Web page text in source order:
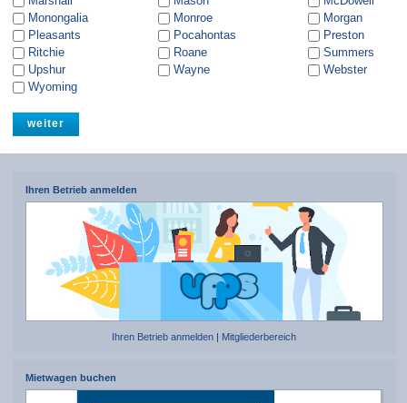
Monongalia
Monroe
Morgan
Pleasants
Pocahontas
Preston
Ritchie
Roane
Summers
Upshur
Wayne
Webster
Wyoming
Ihren Betrieb anmelden
Ihren Betrieb anmelden Mitgliederbereich
Mietwagen buchen